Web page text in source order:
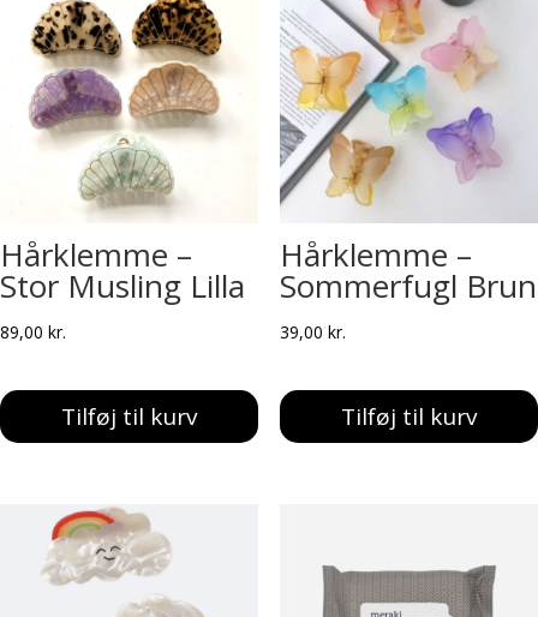
Hårklemme –
Stor Musling Lilla
89,00 kr.
Tilføj til kurv
Hårklemme –
Sommerfugl Brun
39,00 kr.
Tilføj til kurv